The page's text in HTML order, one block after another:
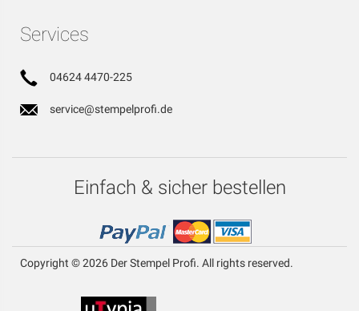
Services
04624 4470-225
service@stempelprofi.de
Einfach & sicher bestellen
Copyright © 2026 Der Stempel Profi. All rights reserved.